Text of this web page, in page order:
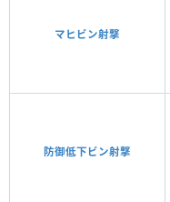
マヒビン射撃
防御低下ビン射撃